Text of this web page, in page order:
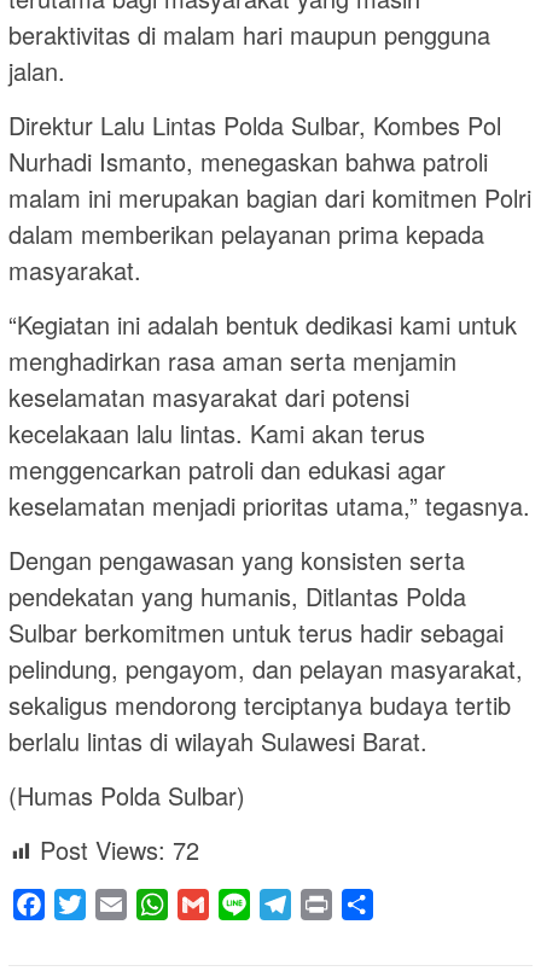
beraktivitas di malam hari maupun pengguna
jalan.
Direktur Lalu Lintas Polda Sulbar, Kombes Pol
Nurhadi Ismanto, menegaskan bahwa patroli
malam ini merupakan bagian dari komitmen Polri
dalam memberikan pelayanan prima kepada
masyarakat.
“Kegiatan ini adalah bentuk dedikasi kami untuk
menghadirkan rasa aman serta menjamin
keselamatan masyarakat dari potensi
kecelakaan lalu lintas. Kami akan terus
menggencarkan patroli dan edukasi agar
keselamatan menjadi prioritas utama,” tegasnya.
Dengan pengawasan yang konsisten serta
pendekatan yang humanis, Ditlantas Polda
Sulbar berkomitmen untuk terus hadir sebagai
pelindung, pengayom, dan pelayan masyarakat,
sekaligus mendorong terciptanya budaya tertib
berlalu lintas di wilayah Sulawesi Barat.
(Humas Polda Sulbar)
Post Views: 72
Facebook
Twitter Email WhatsApp
Gmail Line Telegram
Print